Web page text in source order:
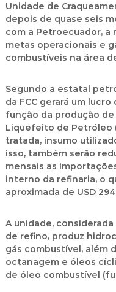
Unidade de
depois de quase seis
com a Petroecuador, a
metas operacionais e
combustíveis na área
Segundo a estatal
da FCC gerará um lucro
função da produção de
Liquefeito de Petróleo
tratada, insumo
isso, também serão
mensais as
interno da refinaria, o
aproximada de USD
A unidade,
de refino, produz
gás combustível, além
octanagem e óleos
de óleo combustível